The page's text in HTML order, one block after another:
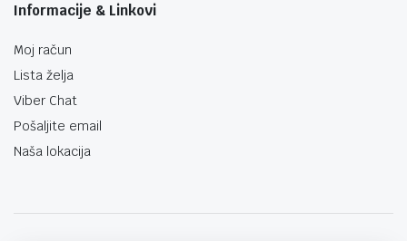
Informacije & Linkovi
Moj račun
Lista želja
Viber Chat
Pošaljite email
Naša lokacija